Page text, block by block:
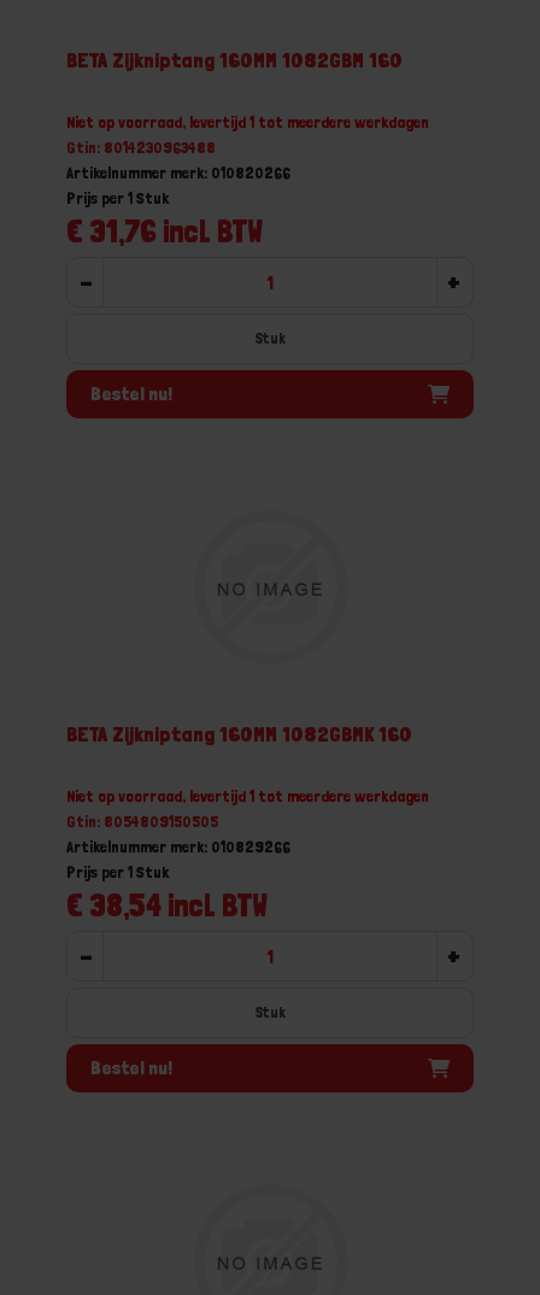
BETA Zijkniptang 160MM 1082GBM 160
Niet op voorraad, levertijd 1 tot meerdere werkdagen
Gtin: 8014230963488
Artikelnummer merk: 010820266
€ 31,76 incl. BTW
Prijs per 1 Stuk
- +
Stuk
Bestel nu!
BETA Zijkniptang 160MM 1082GBMK 160
Niet op voorraad, levertijd 1 tot meerdere werkdagen
Gtin: 8054809150505
Artikelnummer merk: 010829266
€ 38,54 incl. BTW
Prijs per 1 Stuk
- +
Stuk
Bestel nu!